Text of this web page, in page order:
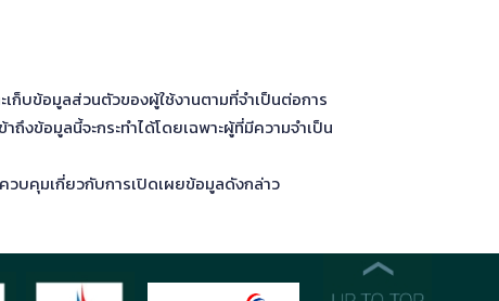
ก็บข้อมูลส่วนตัวของผู้ใช้งานตามที่จำเป็นต่อการ
งข้อมูลนี้จะกระทำได้โดยเฉพาะผู้ที่มีความจำเป็น
บคุมเกี่ยวกับการเปิดเผยข้อมูลดังกล่าว